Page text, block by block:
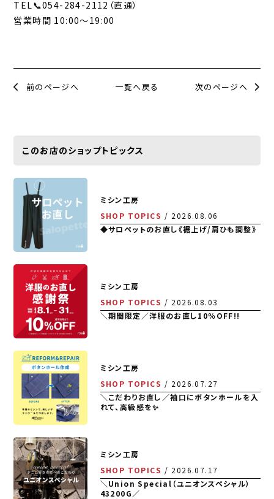
TEL📞054-284-2112（直通）
営業時間 10:00～19:00
前のページへ 次のページへ
一覧へ戻る
このお店のショップトピックス
ミシン工房
SHOP TOPICS
2026.08.06
◆サロペットのお直し《裾上げ/肩ひも調整》
ミシン工房
SHOP TOPICS
2026.08.03
＼期間限定／洋服のお直し10％OFF!!
ミシン工房
SHOP TOPICS
2026.07.27
＼こだわりお直し／袖口にボタンホールを入
れて、高級感を✨
ミシン工房
SHOP TOPICS
2026.07.17
＼Union Special（ユニオンスペシャル）
43200G／